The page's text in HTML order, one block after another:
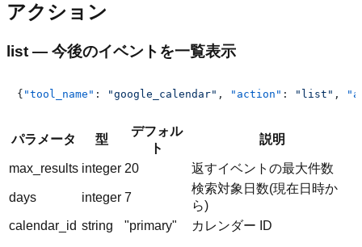
アクション
list — 今後のイベントを一覧表示
{ "tool_name" : "google_calendar" , "action" : "list" ,
パラメータ 型
デフォル
ト
説明
max_results integer 20 返すイベントの最大件数
days integer 7
検索対象日数(現在日時か
ら)
calendar_id string "primary" カレンダー ID